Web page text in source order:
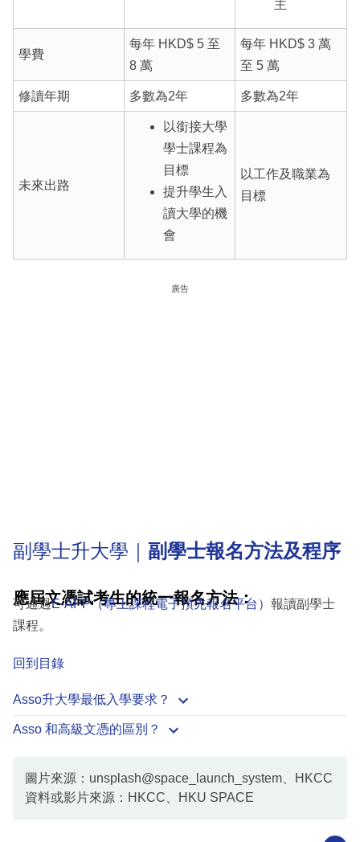
主
學費
每年 HKD$ 5 至
8 萬
每年 HKD$ 3 萬
至 5 萬
修讀年期 多數為2年 多數為2年
未來出路
以銜接大學
學士課程為
目標
提升學生入
讀大學的機
會
以工作及職業為
目標
廣告
副學士升大學｜ 副學士報名方法及程序
應屆文憑試考生的統一報名方法：
可通過E-APP（專上課程電子預先報名平台） 報讀副學士
課程。
回到目錄
Asso升大學最低入學要求？
Asso 和高級文憑的區別？
圖片來源：unsplash@space_launch_system、HKCC
資料或影片來源：HKCC、HKU SPACE